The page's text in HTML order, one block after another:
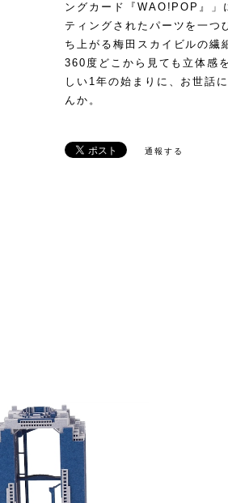
ングカード『WAO!POP』」
ティングされたパーツを一つ
ち上がる梅田スカイビルの繊
360度どこから見ても立体感
しい1年の始まりに、お世話
んか。
通報する